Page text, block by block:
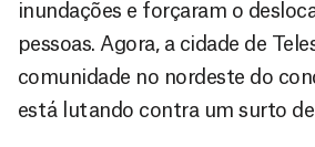
inundações e forçaram o
pessoas. Agora, a cidade de
comunidade no nordeste do
está lutando contra um surto de